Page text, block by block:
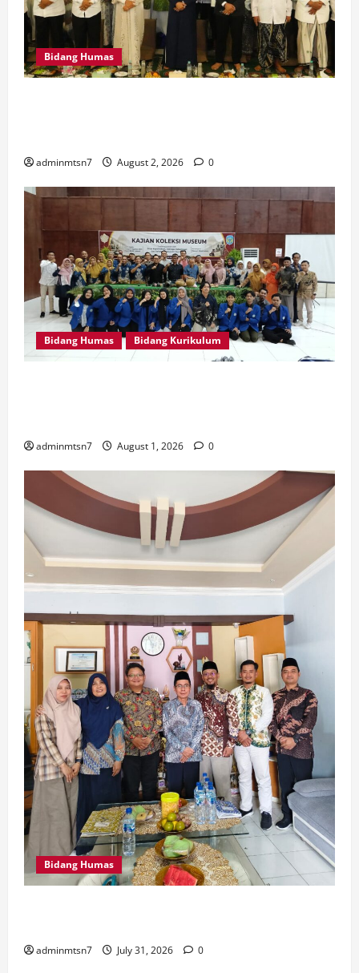
Bidang Humas
adminmtsn7 August 2, 2026 0
Bidang Humas Bidang Kurikulum
adminmtsn7 August 1, 2026 0
Bidang Humas
adminmtsn7 July 31, 2026 0